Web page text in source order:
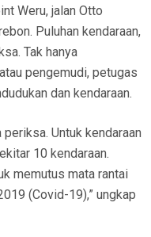
Weru, jalan Otto
Puluhan kendaraan,
Tak hanya
pengemudi, petugas
dan kendaraan.
Untuk kendaraan
10 kendaraan.
memutus mata rantai
(Covid-19),” ungkap